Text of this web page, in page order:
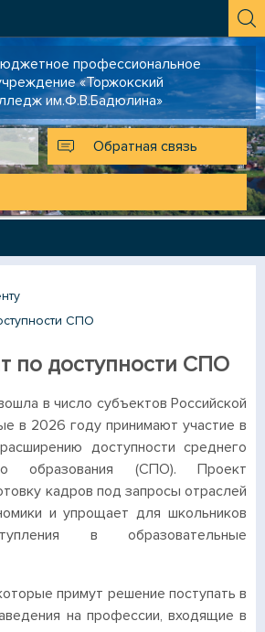
профессиональное
«Торжокский
им.Ф.В.Бадюлина»
Обратная связь
СПО
по доступности СПО
в число субъектов Российской
в 2026 году принимают участие в
доступности среднего
образования (СПО). Проект
кадров под запросы отраслей
и упрощает для школьников
в образовательные
примут решение поступать в
на профессии, входящие в